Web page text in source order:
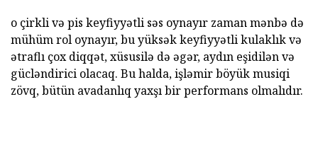
o çirkli və pis keyfiyyətli səs oynayır zaman mənbə də
mühüm rol oynayır, bu yüksək keyfiyyətli kulaklık və
ətraflı çox diqqət, xüsusilə də əgər, aydın eşidilən və
gücləndirici olacaq. Bu halda, işləmir böyük musiqi
zövq, bütün avadanlıq yaxşı bir performans olmalıdır.